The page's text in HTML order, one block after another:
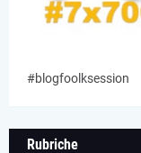
#blogfoolksession
Rubriche